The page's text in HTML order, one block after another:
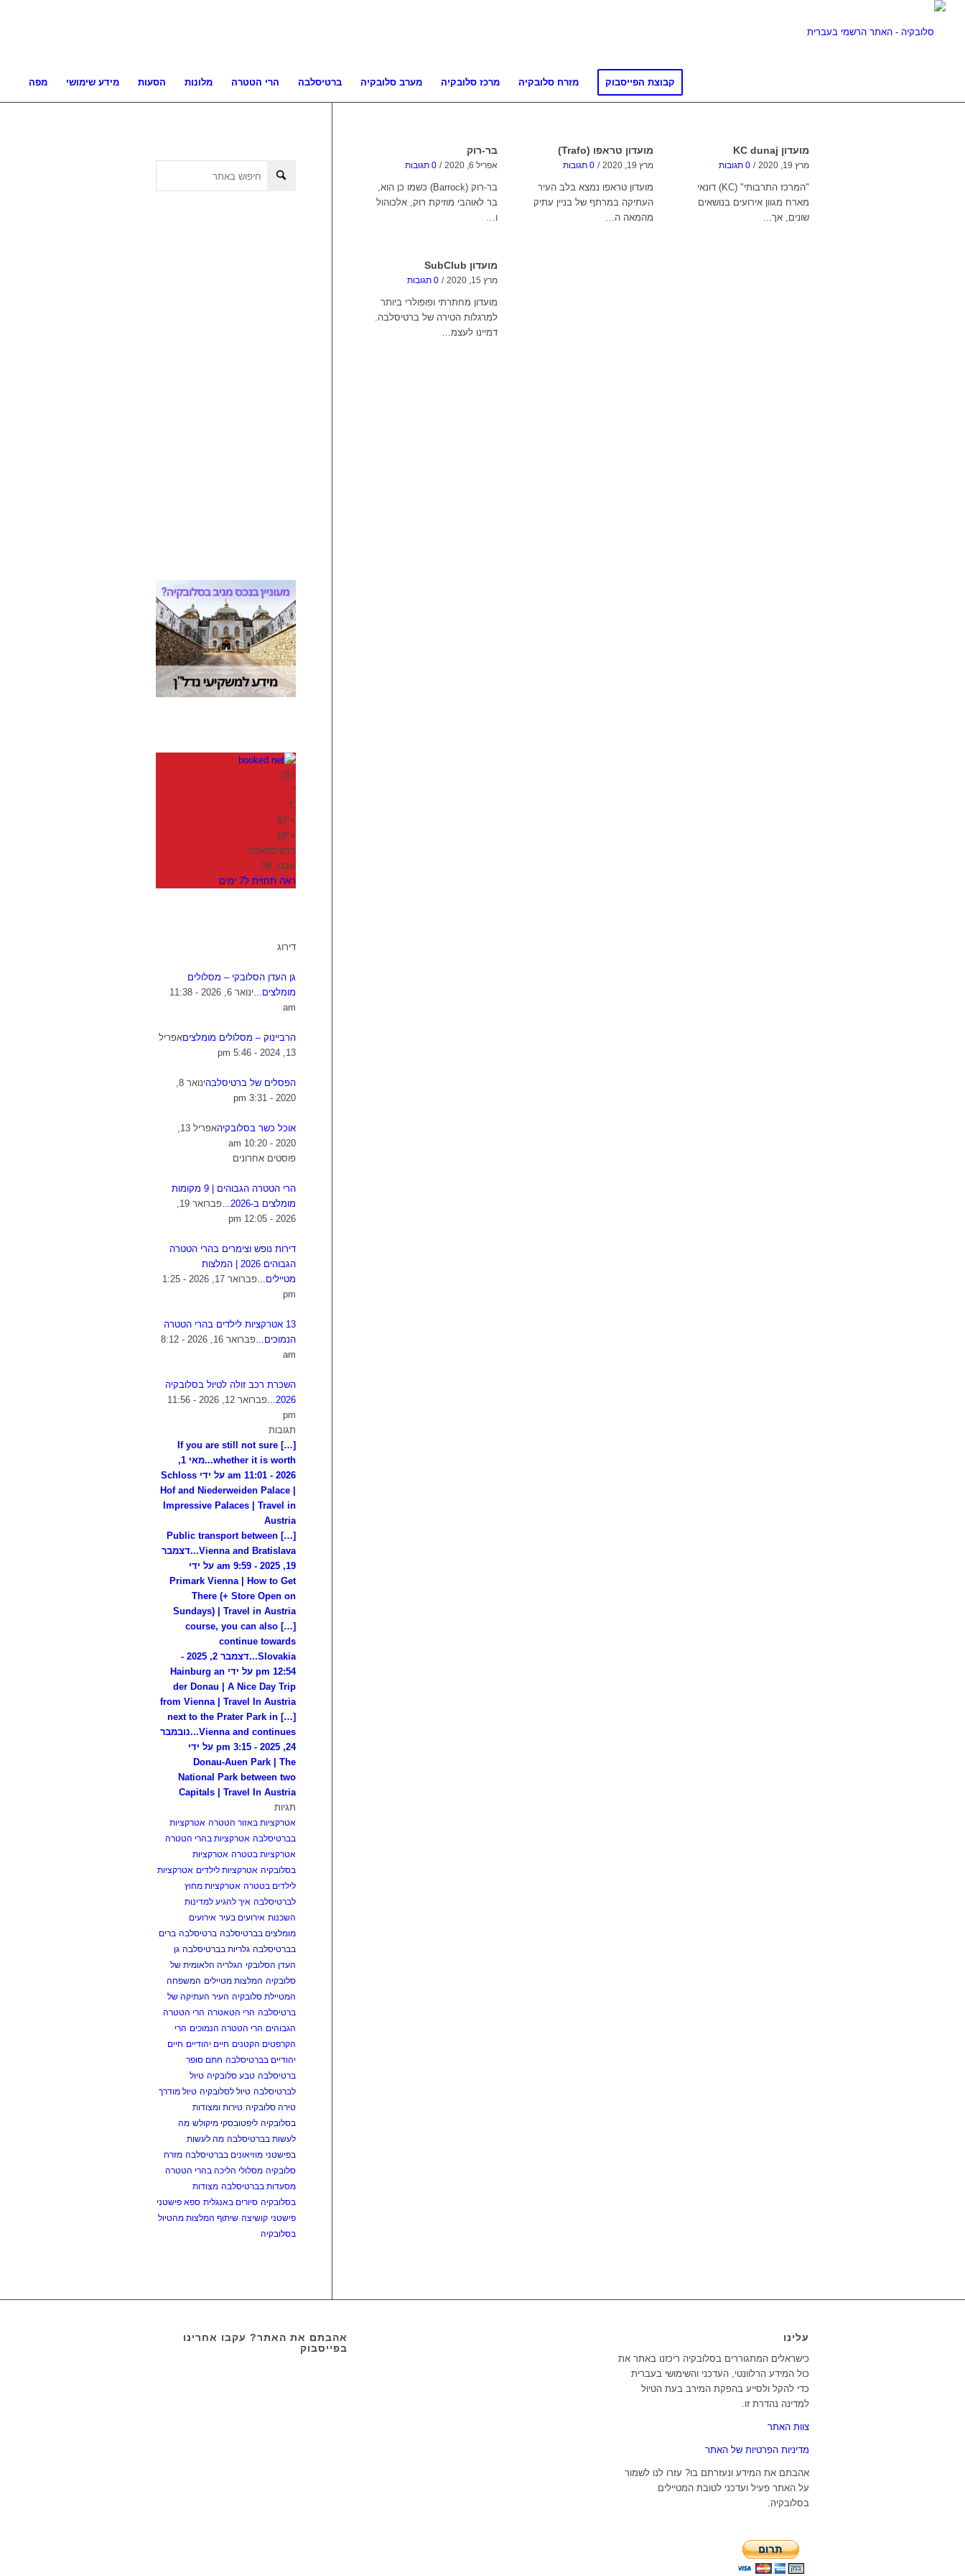
מפה מידע שימושי הסעות מלונות הרי הטטרה ברטיסלבה מערב סלובקיה מרכז סלובקיה מזרח סלובקיה קבוצת הפייסבוק
בר-רוק
אפריל 6, 2020 / 0 תגובות
בר-רוק (Barrock) כשמו כן הוא,
בר לאוהבי מוזיקת רוק, אלכוהול
ו…
מועדון טראפו (Trafo)
מרץ 19, 2020 / 0 תגובות
מועדון טראפו נמצא בלב העיר
העתיקה במרתף של בניין עתיק
מהמאה ה…
מועדון KC dunaj
מרץ 19, 2020 / 0 תגובות
"המרכז התרבותי" (KC) דונאי
מארח מגוון אירועים בנושאים
שונים, אך…
מועדון SubClub
מרץ 15, 2020 / 0 תגובות
מועדון מחתרתי ופופולרי ביותר
למרגלות הטירה של ברטיסלבה.
דמיינו לעצמ…
+
28
°
C
+
32°
+
19°
ברטיסלאבה
שבת, 08
ראה תחזית ל7 ימים
דירוג
גן העדן הסלובקי – מסלולים
מומלצים...
ינואר 6, 2026 - 11:38
am
הרביינוק – מסלולים מומלציםאפריל
13, 2024 - 5:46 pm
הפסלים של ברטיסלבה
ינואר 8,
2020 - 3:31 pm
אוכל כשר בסלובקיה
אפריל 13,
2020 - 10:20 am
פוסטים אחרונים
הרי הטטרה הגבוהים | 9 מקומות
מומלצים ב-2026...
פברואר 19,
2026 - 12:05 pm
דירות נופש וצימרים בהרי הטטרה
הגבוהים 2026 | המלצות
מטיילים...
פברואר 17, 2026 - 1:25
pm
13 אטרקציות לילדים בהרי הטטרה
הנמוכים...
פברואר 16, 2026 - 8:12
am
השכרת רכב זולה לטיול בסלובקיה
2026...
פברואר 12, 2026 - 11:56
pm
תגובות
[…] If you are still not sure
whether it is worth...
מאי 1,
2026 - 11:01 am על ידי Schloss
Hof and Niederweiden Palace |
Impressive Palaces | Travel in
Austria
[…] Public transport between
Vienna and Bratislava...
דצמבר
19, 2025 - 9:59 am על ידי
Primark Vienna | How to Get
There (+ Store Open on
Sundays) | Travel in Austria
[…] course, you can also
continue towards
Slovakia...
דצמבר 2, 2025 -
12:54 pm על ידי Hainburg an
der Donau | A Nice Day Trip
from Vienna | Travel In Austria
[…] next to the Prater Park in
Vienna and continues...
נובמבר
24, 2025 - 3:15 pm על ידי
Donau-Auen Park | The
National Park between two
Capitals | Travel In Austria
תגיות
אטרקציות באזור הטטרה אטרקציות
בברטיסלבה אטרקציות בהרי הטטרה
אטרקציות בטטרה אטרקציות
בסלובקיה אטרקציות לילדים אטרקציות
לילדים בטטרה אטרקציות מחוץ
לברטיסלבה איך להגיע למדינות
השכנות אירועים בעיר אירועים
מומלצים בברטיסלבה ברטיסלבה ברים
בברטיסלבה גלריות בברטיסלבה גן
העדן הסלובקי הגלריה הלאומית של
סלובקיה המלצות מטיילים המשפחה
המטיילת סלובקיה העיר העתיקה של
ברטיסלבה הרי הטאטרה הרי הטטרה
הגבוהים הרי הטטרה הנמוכים הרי
הקרפטים הקטנים חיים יהודיים חיים
יהודיים בברטיסלבה חתם סופר
ברטיסלבה טבע סלובקיה טיול
לברטיסלבה טיול לסלובקיה טיול מודרך
טירה סלובקיה טירות ומצודות
בסלובקיה ליפטובסקי מיקולש מה
לעשות בברטיסלבה מה לעשות
בפישטני מוזיאונים בברטיסלבה מזרח
סלובקיה מסלולי הליכה בהרי הטטרה
מסעדות בברטיסלבה מצודות
בסלובקיה סיורים באנגלית ספא פישטני
פישטני קושיצה שיתוף המלצות מהטיול
בסלובקיה
אהבתם את האתר? עקבו אחרינו
בפייסבוק
עלינו
כישראלים המתגוררים בסלובקיה ריכזנו באתר את
כול המידע הרלוונטי, העדכני והשימושי בעברית
כדי להקל ולסייע בהפקת המירב בעת הטיול
למדינה נהדרת זו.
צוות האתר
מדיניות הפרטיות של האתר
אהבתם את המידע ונעזרתם בו? עזרו לנו לשמור
על האתר פעיל ועדכני לטובת המטיילים
בסלובקיה.